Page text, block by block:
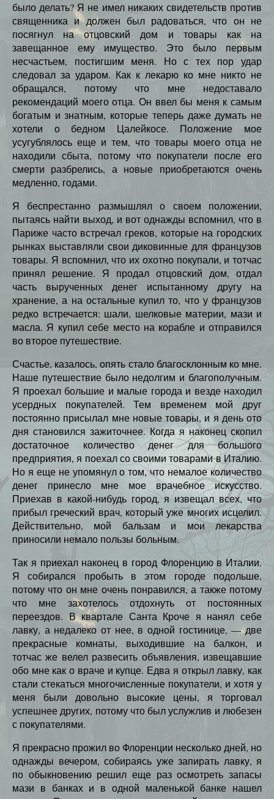
было делать? Я не имел никаких свидетельств против
священника и должен был радоваться, что он не
посягнул на отцовский дом и товары как на
завещанное ему имущество. Это было первым
несчастьем, постигшим меня. Но с тех пор удар
следовал за ударом. Как к лекарю ко мне никто не
обращался, потому что мне недоставало
рекомендаций моего отца. Он ввел бы меня к самым
богатым и знатным, которые теперь даже думать не
хотели о бедном Цалейкосе. Положение мое
усугублялось еще и тем, что товары моего отца не
находили сбыта, потому что покупатели после его
смерти разбрелись, а новые приобретаются очень
медленно, годами.
Я беспрестанно размышлял о своем положении,
пытаясь найти выход, и вот однажды вспомнил, что в
Париже часто встречал греков, которые на городских
рынках выставляли свои диковинные для французов
товары. Я вспомнил, что их охотно покупали, и тотчас
принял решение. Я продал отцовский дом, отдал
часть вырученных денег испытанному другу на
хранение, а на остальные купил то, что у французов
редко встречается: шали, шелковые материи, мази и
масла. Я купил себе место на корабле и отправился
во второе путешествие.
Счастье, казалось, опять стало благосклонным ко мне.
Наше путешествие было недолгим и благополучным.
Я проехал большие и малые города и везде находил
усердных покупателей. Тем временем мой друг
постоянно присылал мне новые товары, и я день ото
дня становился зажиточнее. Когда я наконец скопил
достаточное количество денег для большого
предприятия, я поехал со своими товарами в Италию.
Но я еще не упомянул о том, что немалое количество
денег принесло мне мое врачебное искусство.
Приехав в какой-нибудь город, я извещал всех, что
прибыл греческий врач, который уже многих исцелил.
Действительно, мой бальзам и мои лекарства
приносили немало пользы больным.
Так я приехал наконец в город Флоренцию в Италии.
Я собирался пробыть в этом городе подольше,
потому что он мне очень понравился, а также потому
что мне захотелось отдохнуть от постоянных
переездов. В квартале Санта Кроче я нанял себе
лавку, а недалеко от нее, в одной гостинице, — две
прекрасные комнаты, выходившие на балкон, и
тотчас же велел развесить объявления, извещавшие
обо мне как о враче и купце. Едва я открыл лавку, как
стали стекаться многочисленные покупатели, и хотя у
меня были довольно высокие цены, я торговал
успешнее других, потому что был услужлив и любезен
с покупателями.
Я прекрасно прожил во Флоренции несколько дней, но
однажды вечером, собираясь уже запирать лавку, я
по обыкновению решил еще раз осмотреть запасы
мази в банках и в одной маленькой банке нашел